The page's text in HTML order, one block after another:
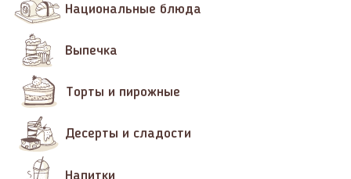
Национальные блюда
Выпечка
Торты и пирожные
Десерты и сладости
Напитки